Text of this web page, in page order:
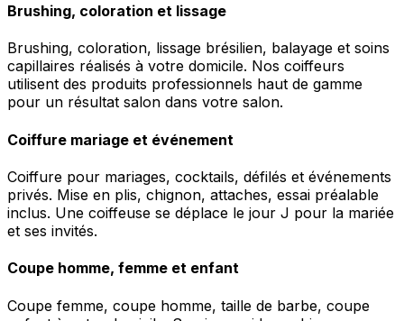
Brushing, coloration et lissage
Brushing, coloration, lissage brésilien, balayage et soins
capillaires réalisés à votre domicile. Nos coiffeurs
utilisent des produits professionnels haut de gamme
pour un résultat salon dans votre salon.
Coiffure mariage et événement
Coiffure pour mariages, cocktails, défilés et événements
privés. Mise en plis, chignon, attaches, essai préalable
inclus. Une coiffeuse se déplace le jour J pour la mariée
et ses invités.
Coupe homme, femme et enfant
Coupe femme, coupe homme, taille de barbe, coupe